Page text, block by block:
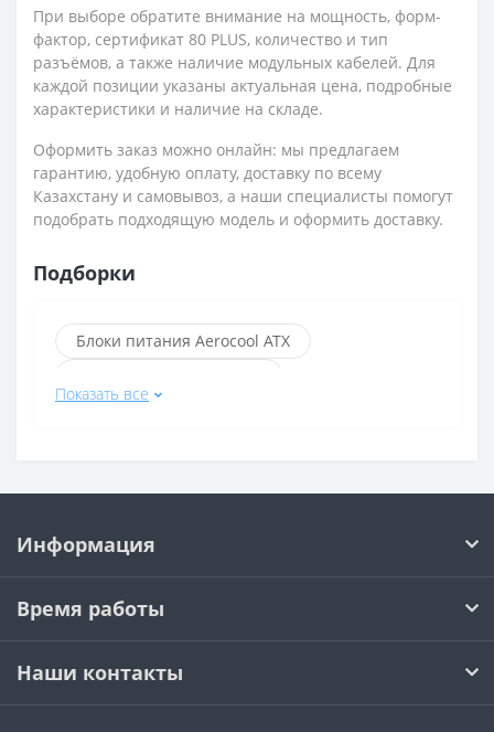
При выборе обратите внимание на мощность, форм-
фактор, сертификат 80 PLUS, количество и тип
разъёмов, а также наличие модульных кабелей. Для
каждой позиции указаны актуальная цена, подробные
характеристики и наличие на складе.
Оформить заказ можно онлайн: мы предлагаем
гарантию, удобную оплату, доставку по всему
Казахстану и самовывоз, а наши специалисты помогут
подобрать подходящую модель и оформить доставку.
Подборки
Блоки питания Aerocool ATX
Блоки питания Aerocool 600 Вт
Блоки питания be quiet!
Показать все
Информация
Время работы
Наши контакты